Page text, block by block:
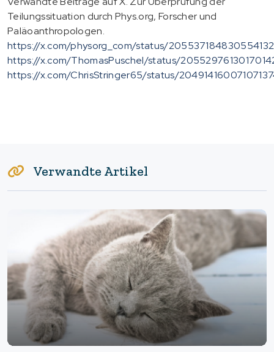
Teilungssituation durch Phys.org, Forscher und
Paläoanthropologen.
https://x.com/physorg_com/status/
https://x.com/ThomasPuschel/status/
https://x.com/ChrisStringer65/status/
Verwandte Artikel